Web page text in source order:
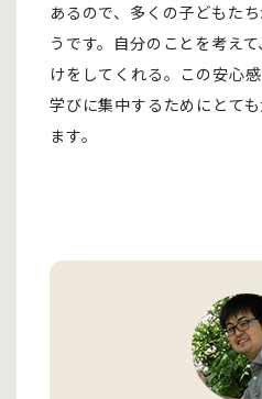
あるので、多くの子どもた
うです。自分のことを考え
けをしてくれる。この安心
学びに集中するためにとて
ます。